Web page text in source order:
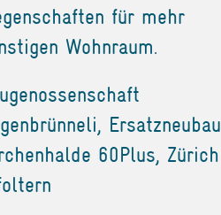
für mehr
Wohnraum.
Ersatzneubau
60Plus, Zürich